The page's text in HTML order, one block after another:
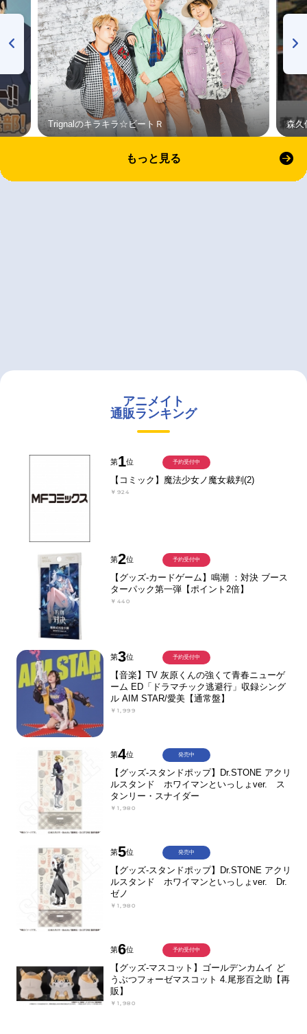
Trignalのキラキラ☆ビートＲ 森久
もっと見る
アニメイト
通販ランキング
第1位
【コミック】魔法少女ノ魔女裁判(2)
￥924
予約受付中
第2位
【グッズ-カードゲーム】鳴潮 ：対決 ブース
ターパック第一弾【ポイント2倍】
￥440
予約受付中
第3位
【音楽】TV 灰原くんの強くて青春ニューゲ
ーム ED「ドラマチック逃避行」収録シング
ル AIM STAR/愛美【通常盤】
￥1,999
予約受付中
第4位
【グッズ-スタンドポップ】Dr.STONE アクリ
ルスタンド ホワイマンといっしょver. ス
タンリー・スナイダー
￥1,980
発売中
第5位
【グッズ-スタンドポップ】Dr.STONE アクリ
ルスタンド ホワイマンといっしょver. Dr.
ゼノ
￥1,980
発売中
第6位
【グッズ-マスコット】ゴールデンカムイ ど
うぶつフォーゼマスコット 4.尾形百之助【再
販】
￥1,980
予約受付中